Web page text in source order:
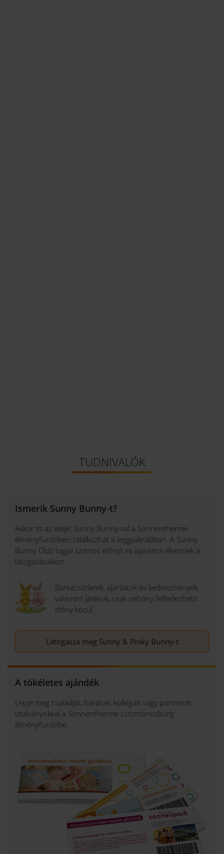
TUDNIVALÓK
Ismerik Sunny Bunny-t?
Akkor itt az ideje! Sunny Bunny-val a Sonnentherme
élményfürdőben találkozhat a leggyakrabban. A Sunny
Bunny Club tagjai számos előnyt és ajánlatot élveznek a
látogatásukkor.
Barkácsötletek, ajánlatok és kedvezmények,
valamint játékok, csak néhány felfedezhető
előny közül.
Látogassa meg Sunny & Pinky Bunny-t
A tökéletes ajándék
Lepje meg családját, barátait, kollégáit vagy partnerét
utalványokkal a Sonnentherme Lutzmannsburg
élményfürdőbe.